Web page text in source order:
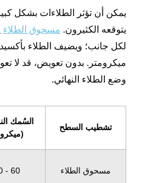
يمكن أن تؤثر الطلاءات بشكل
يتوقعه الكثيرون. مسحوق الطلاء
ميكرومتر. بدون تعويض، قد لا
وضع الطلاء النهائي.
تشطيب السطح
السُمك
مسحوق الطلاء 60 - 120